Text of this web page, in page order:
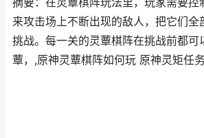
来攻击场上不断出现的敌人，把它们全
挑战。每一关的灵蕈棋阵在挑战前都可
蕈，,原神灵蕈棋阵如何玩 原神灵矩任